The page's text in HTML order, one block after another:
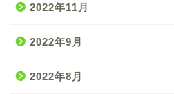
2022年11月
2022年9月
2022年8月